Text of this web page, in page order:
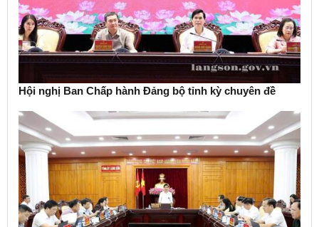
Hội nghị Ban Chấp hành Đảng bộ tỉnh kỳ chuyên đề